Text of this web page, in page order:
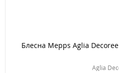
Блесна Mepps Aglia
Aglia